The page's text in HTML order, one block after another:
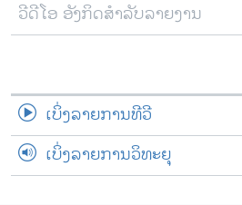
ວີດີໂອ ອັງກິດສຳລັບລາຍງານ
ເບິ່ງລາຍການທີວີ
ເບິ່ງລາຍການວິທະຍຸ